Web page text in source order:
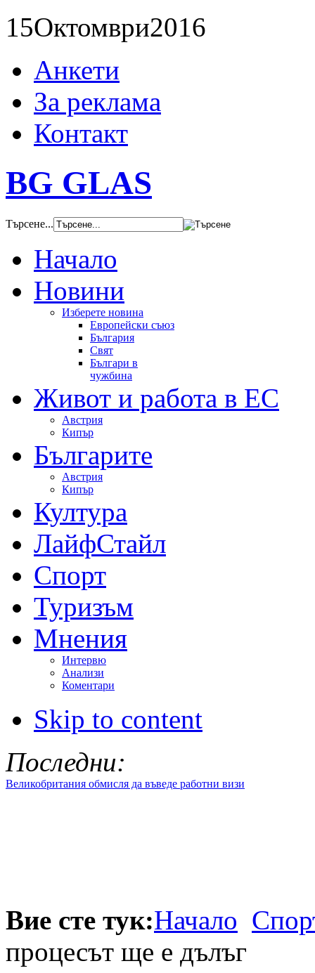
15Октомври2016
Анкети
За реклама
Контакт
BG GLAS
Търсене...
Начало
Новини
Изберете новина
Европейски съюз
България
Свят
Българи в
чужбина
Живот и работа в ЕС
Австрия
Кипър
Българите
Австрия
Кипър
Култура
ЛайфСтайл
Спорт
Туризъм
Мнения
Интервю
Анализи
Коментари
Skip to content
Последни:
Великобритания обмисля да въведе работни визи
Вие сте тук:Начало
процесът ще е дълъг